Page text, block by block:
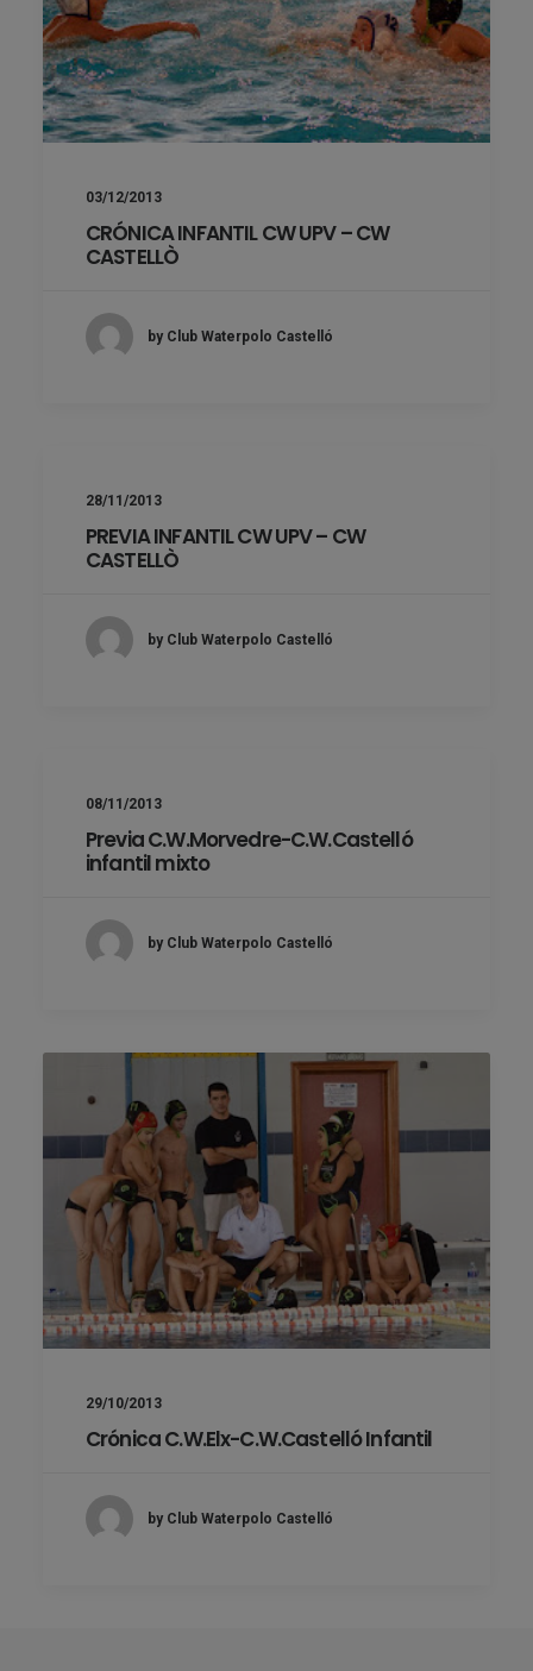
03/12/2013
CRÓNICA INFANTIL CW UPV – CW
CASTELLÒ
by Club Waterpolo Castelló
28/11/2013
PREVIA INFANTIL CW UPV – CW
CASTELLÒ
by Club Waterpolo Castelló
08/11/2013
Previa C.W.Morvedre-C.W.Castelló
infantil mixto
by Club Waterpolo Castelló
29/10/2013
Crónica C.W.Elx-C.W.Castelló Infantil
by Club Waterpolo Castelló